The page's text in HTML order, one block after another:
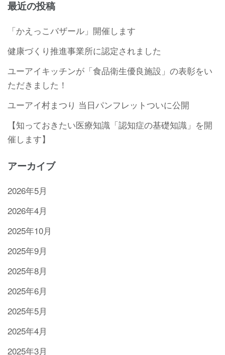
最近の投稿
「かえっこバザール」開催します
健康づくり推進事業所に認定されました
ユーアイキッチンが「食品衛生優良施設」の表彰をい
ただきました！
ユーアイ村まつり 当日パンフレットついに公開
【知っておきたい医療知識「認知症の基礎知識」を開
催します】
アーカイブ
2026年5月
2026年4月
2025年10月
2025年9月
2025年8月
2025年6月
2025年5月
2025年4月
2025年3月